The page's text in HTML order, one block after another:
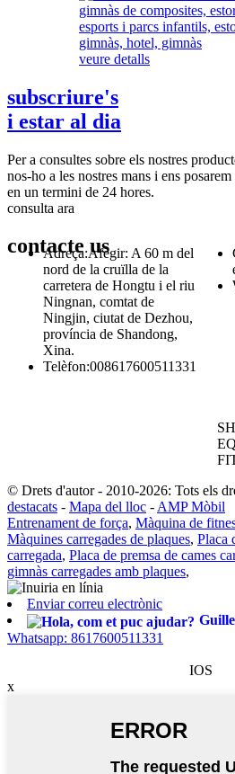
veure detalls
subscriure's
i estar al dia
Per a consultes sobre els nostres
nos-ho a les nostres mans i ens
en un termini de 24 hores.
consulta ara
contacteus
Adreça:Afegir: A 60 m del
nord de la cruïlla de la
carretera de Hongtu i el riu
Ningnan, comtat de
Ningjin, ciutat de Dezhou,
província de Shandong,
Xina.
Telèfon:008617600511331
© Drets d'autor - 2010-2026: Tots els
destacats - Mapa del lloc - AMP Mòbil
Entrenament de força, Màquina de
Màquines carregades de plaques, Placa
carregada, Placa de premsa de cames
gimnàs carregades amb plaques,
Enviar correu electrònic
Whatsapp: 8617600511331
IOS
x